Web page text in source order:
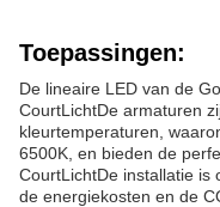
Toepassingen:
De lineaire LED van de
CourtLichtDe armaturen
kleurtemperaturen,
6500K, en bieden de
CourtLichtDe installatie is
de energiekosten en de